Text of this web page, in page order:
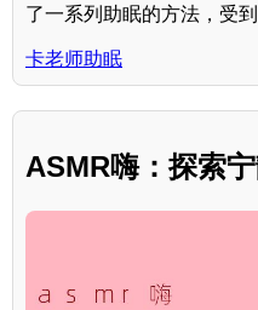
了一系列助眠的方法，受
卡老师助眠
ASMR嗨：探索